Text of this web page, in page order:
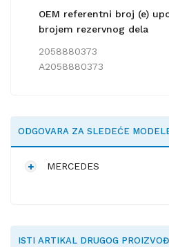
OEM referentni broj (e)
brojem rezervnog dela
2058880373
A2058880373
ODGOVARA ZA SLEDEĆE
MERCEDES
ISTI ARTIKAL DRUGOG